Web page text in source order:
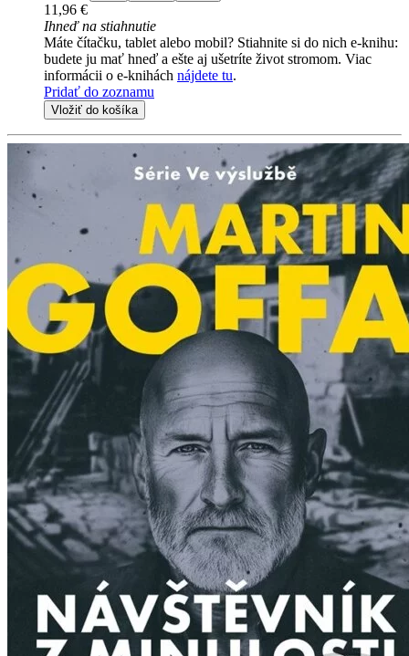
11,96 €
Ihneď na stiahnutie
Máte čítačku, tablet alebo mobil? Stiahnite si do nich e-knihu:
budete ju mať hneď a ešte aj ušetríte život stromom. Viac
informácii o e-knihách nájdete tu.
Pridať do zoznamu
Vložiť do košíka